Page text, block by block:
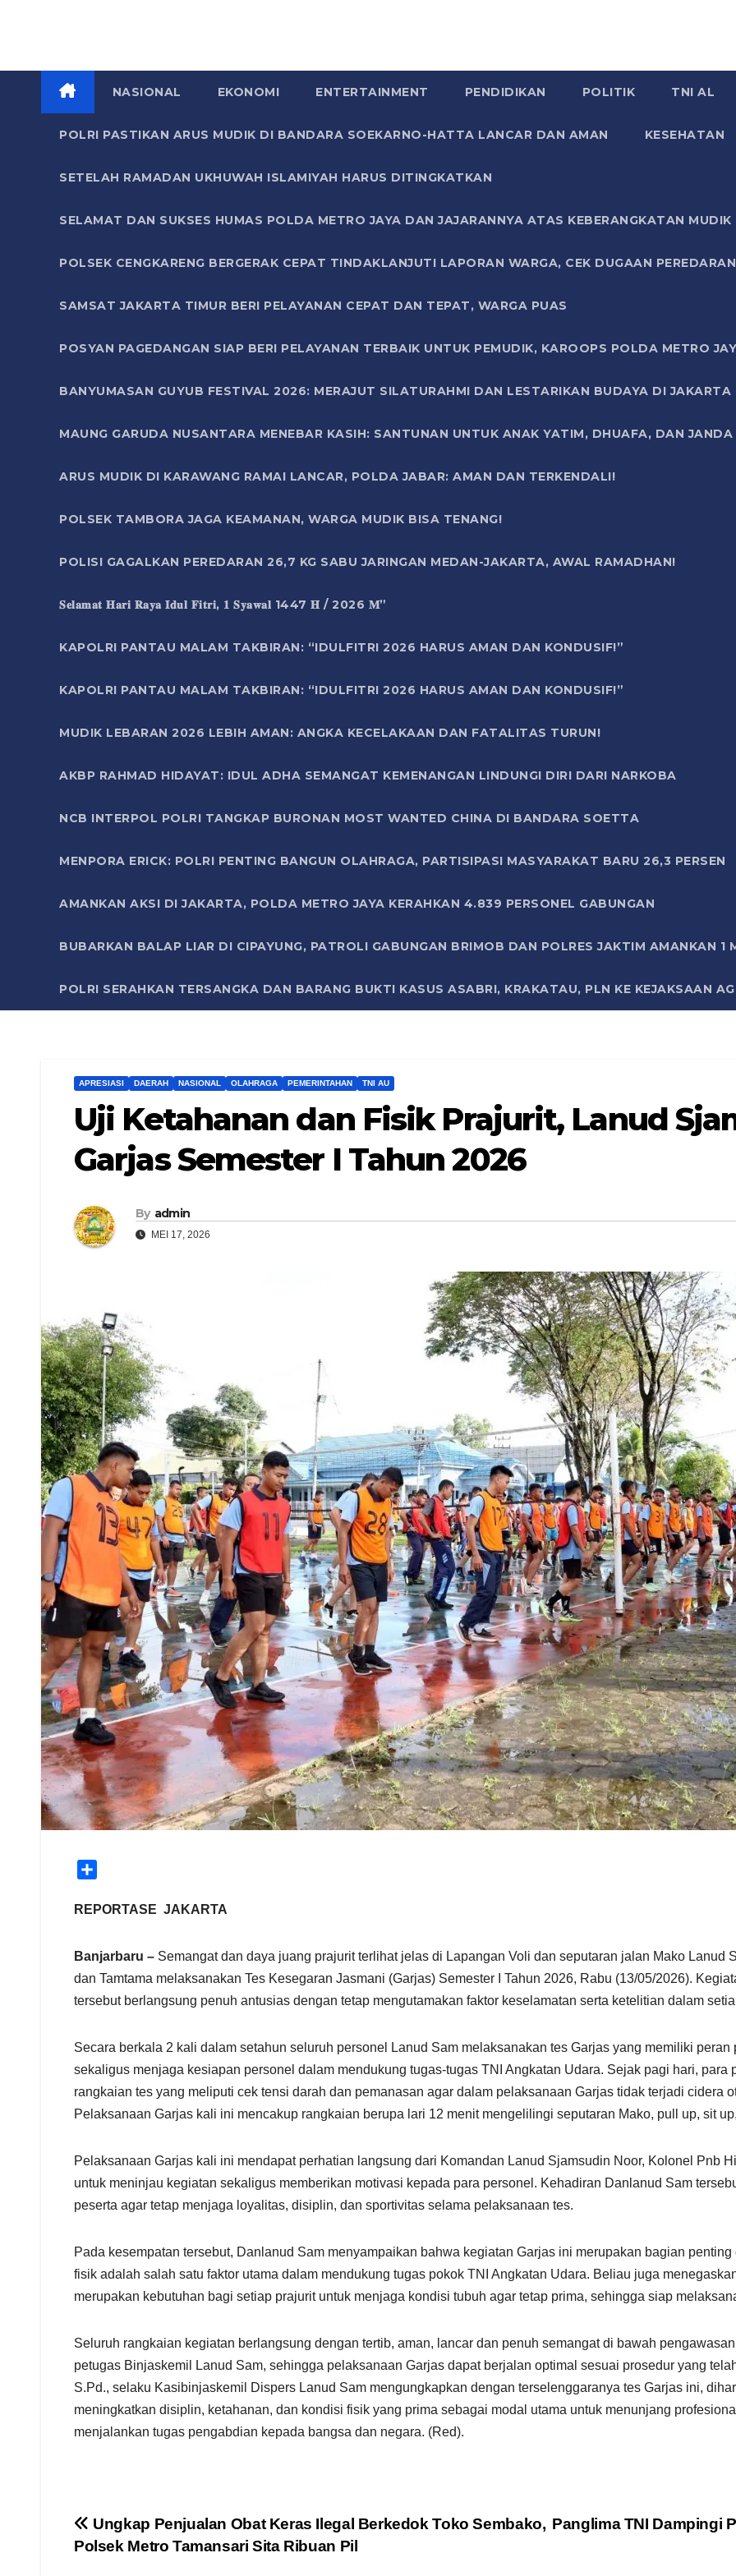
NASIONAL EKONOMI ENTERTAINMENT PENDIDIKAN POLITIK TNI AL
POLRI PASTIKAN ARUS MUDIK DI BANDARA SOEKARNO-HATTA LANCAR DAN AMAN KESEHATAN
SETELAH RAMADAN UKHUWAH ISLAMIYAH HARUS DITINGKATKAN
SELAMAT DAN SUKSES HUMAS POLDA METRO JAYA DAN JAJARANNYA ATAS KEBERANGKATAN
POLSEK CENGKARENG BERGERAK CEPAT TINDAKLANJUTI LAPORAN WARGA, CEK DUGAAN
SAMSAT JAKARTA TIMUR BERI PELAYANAN CEPAT DAN TEPAT, WARGA PUAS
POSYAN PAGEDANGAN SIAP BERI PELAYANAN TERBAIK UNTUK PEMUDIK, KAROOPS POLDA METRO
BANYUMASAN GUYUB FESTIVAL 2026: MERAJUT SILATURAHMI DAN LESTARIKAN BUDAYA DI JAKARTA
MAUNG GARUDA NUSANTARA MENEBAR KASIH: SANTUNAN UNTUK ANAK YATIM, DHUAFA, DAN
ARUS MUDIK DI KARAWANG RAMAI LANCAR, POLDA JABAR: AMAN DAN TERKENDALI!
POLSEK TAMBORA JAGA KEAMANAN, WARGA MUDIK BISA TENANG!
POLISI GAGALKAN PEREDARAN 26,7 KG SABU JARINGAN MEDAN-JAKARTA, AWAL RAMADHAN!
𝐒𝐞𝐥𝐚𝐦𝐚𝐭 𝐇𝐚𝐫𝐢 𝐑𝐚𝐲𝐚 𝐈𝐝𝐮𝐥 𝐅𝐢𝐭𝐫𝐢, 𝟏 𝐒𝐲𝐚𝐰𝐚𝐥 1447 𝐇 / 2026 𝐌”
KAPOLRI PANTAU MALAM TAKBIRAN: “IDULFITRI 2026 HARUS AMAN DAN KONDUSIF!”
KAPOLRI PANTAU MALAM TAKBIRAN: “IDULFITRI 2026 HARUS AMAN DAN KONDUSIF!”
MUDIK LEBARAN 2026 LEBIH AMAN: ANGKA KECELAKAAN DAN FATALITAS TURUN!
AKBP RAHMAD HIDAYAT: IDUL ADHA SEMANGAT KEMENANGAN LINDUNGI DIRI DARI NARKOBA
NCB INTERPOL POLRI TANGKAP BURONAN MOST WANTED CHINA DI BANDARA SOETTA
MENPORA ERICK: POLRI PENTING BANGUN OLAHRAGA, PARTISIPASI MASYARAKAT BARU 26,3 PERSEN
AMANKAN AKSI DI JAKARTA, POLDA METRO JAYA KERAHKAN 4.839 PERSONEL GABUNGAN
BUBARKAN BALAP LIAR DI CIPAYUNG, PATROLI GABUNGAN BRIMOB DAN POLRES JAKTIM AMANKAN 1
POLRI SERAHKAN TERSANGKA DAN BARANG BUKTI KASUS ASABRI, KRAKATAU, PLN KE KEJAKSAAN
APRESIASI DAERAH NASIONAL OLAHRAGA PEMERINTAHAN TNI AU
Uji Ketahanan dan Fisik Prajurit, Lanud
Garjas Semester I Tahun 2026
By admin
MEI 17, 2026
a
e
REPORTASE JAKARTA
Banjarbaru – Semangat dan daya juang prajurit terlihat jelas di Lapangan Voli dan seputaran jalan Mako Lanud
dan Tamtama melaksanakan Tes Kesegaran Jasmani (Garjas) Semester I Tahun 2026, Rabu (13/05/2026).
tersebut berlangsung penuh antusias dengan tetap mengutamakan faktor keselamatan serta ketelitian dalam
Secara berkala 2 kali dalam setahun seluruh personel Lanud Sam melaksanakan tes Garjas yang memiliki
sekaligus menjaga kesiapan personel dalam mendukung tugas-tugas TNI Angkatan Udara. Sejak pagi hari,
rangkaian tes yang meliputi cek tensi darah dan pemanasan agar dalam pelaksanaan Garjas tidak terjadi cidera
Pelaksanaan Garjas kali ini mencakup rangkaian berupa lari 12 menit mengelilingi seputaran Mako, pull up, sit
Pelaksanaan Garjas kali ini mendapat perhatian langsung dari Komandan Lanud Sjamsudin Noor, Kolonel Pnb
untuk meninjau kegiatan sekaligus memberikan motivasi kepada para personel. Kehadiran Danlanud Sam
peserta agar tetap menjaga loyalitas, disiplin, dan sportivitas selama pelaksanaan tes.
Pada kesempatan tersebut, Danlanud Sam menyampaikan bahwa kegiatan Garjas ini merupakan bagian
fisik adalah salah satu faktor utama dalam mendukung tugas pokok TNI Angkatan Udara. Beliau juga
merupakan kebutuhan bagi setiap prajurit untuk menjaga kondisi tubuh agar tetap prima, sehingga siap
Seluruh rangkaian kegiatan berlangsung dengan tertib, aman, lancar dan penuh semangat di bawah
petugas Binjaskemil Lanud Sam, sehingga pelaksanaan Garjas dapat berjalan optimal sesuai prosedur yang
S.Pd., selaku Kasibinjaskemil Dispers Lanud Sam mengungkapkan dengan terselenggaranya tes Garjas ini,
meningkatkan disiplin, ketahanan, dan kondisi fisik yang prima sebagai modal utama untuk menunjang
menjalankan tugas pengabdian kepada bangsa dan negara. (Red).
Navigasi
Panglima TNI Dampingi
Ungkap Penjualan Obat Keras Ilegal Berkedok Toko Sembako,
Polsek Metro Tamansari Sita Ribuan Pil